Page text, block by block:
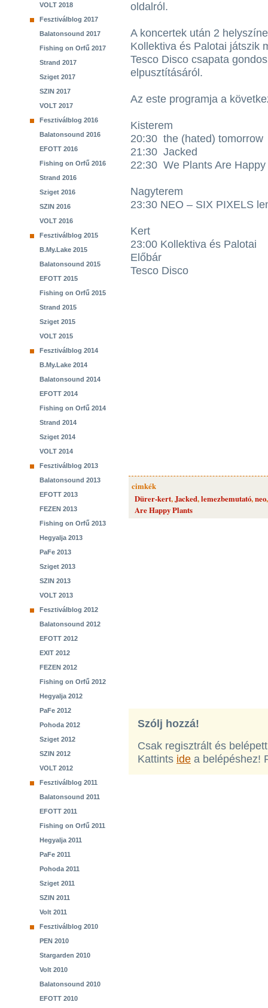
VOLT 2018
Fesztiválblog 2017
Balatonsound 2017
Fishing on Orfű 2017
Strand 2017
Sziget 2017
SZIN 2017
VOLT 2017
Fesztiválblog 2016
Balatonsound 2016
EFOTT 2016
Fishing on Orfű 2016
Strand 2016
Sziget 2016
SZIN 2016
VOLT 2016
Fesztiválblog 2015
B.My.Lake 2015
Balatonsound 2015
EFOTT 2015
Fishing on Orfű 2015
Strand 2015
Sziget 2015
VOLT 2015
Fesztiválblog 2014
B.My.Lake 2014
Balatonsound 2014
EFOTT 2014
Fishing on Orfű 2014
Strand 2014
Sziget 2014
VOLT 2014
Fesztiválblog 2013
Balatonsound 2013
EFOTT 2013
FEZEN 2013
Fishing on Orfű 2013
Hegyalja 2013
PaFe 2013
Sziget 2013
SZIN 2013
VOLT 2013
Fesztiválblog 2012
Balatonsound 2012
EFOTT 2012
EXIT 2012
FEZEN 2012
Fishing on Orfű 2012
Hegyalja 2012
PaFe 2012
Pohoda 2012
Sziget 2012
SZIN 2012
VOLT 2012
Fesztiválblog 2011
Balatonsound 2011
EFOTT 2011
Fishing on Orfű 2011
Hegyalja 2011
PaFe 2011
Pohoda 2011
Sziget 2011
SZIN 2011
Volt 2011
Fesztiválblog 2010
PEN 2010
Stargarden 2010
Volt 2010
Balatonsound 2010
EFOTT 2010
oldalról.
A koncertek után 2
Kollektiva és Palotai játszik
Tesco Disco csapata
elpusztításáról.
Az este programja a
Kisterem
20:30 the (hated) tomorrow
21:30 Jacked
22:30 We Plants Are Happy
Nagyterem
23:30 NEO – SIX PIXELS
Kert
23:00 Kollektiva és Palotai
Előbár
Tesco Disco
cimkék
Dürer-kert,Jacked,lemezbemutató,neo
Are Happy Plants
Szólj hozzá!
Csak regisztrált és
Kattints ide a belépéshez!